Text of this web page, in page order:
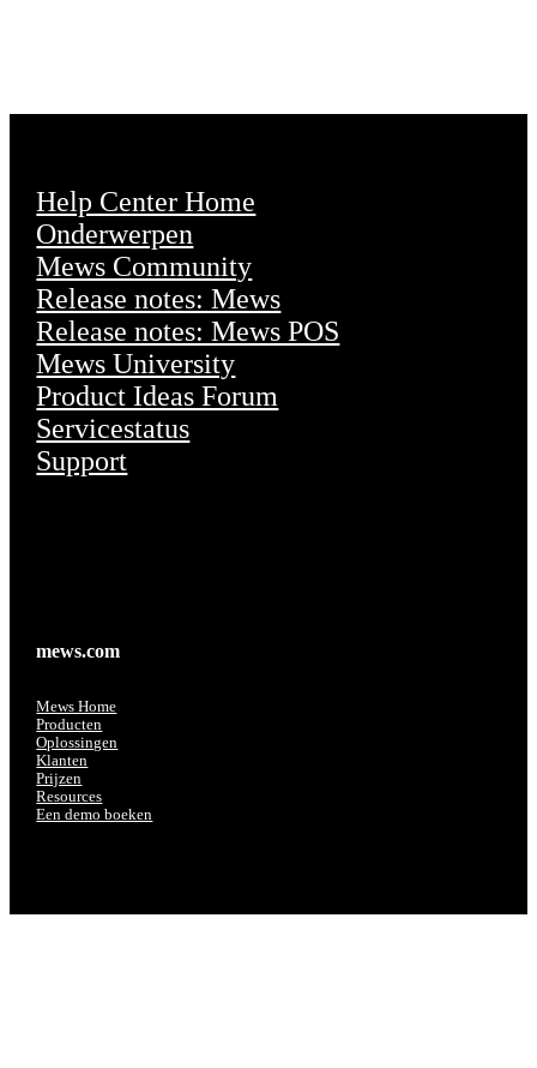
Help Center Home
Onderwerpen
Mews Community
Release notes: Mews
Release notes: Mews POS
Mews University
Product Ideas Forum
Servicestatus
Support
mews.com
Mews Home
Producten
Oplossingen
Klanten
Prijzen
Resources
Een demo boeken